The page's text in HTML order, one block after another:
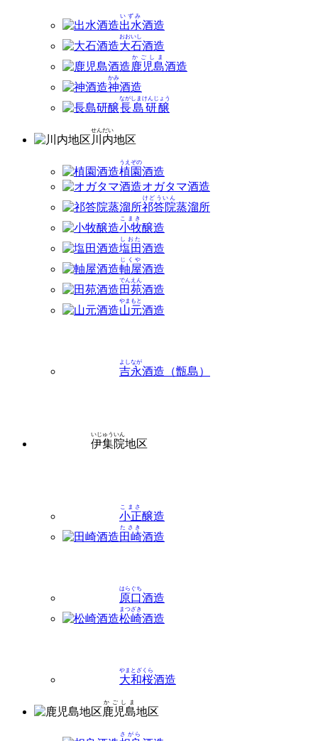
出水
いずみ
酒造
大石
おおいし
酒造
鹿児島
かごしま
酒造
神
かみ
酒造
長島研醸
ながしまけんじょう
川内
せんだい
地区
植園
うえぞの
酒造
オガタマ酒造
祁答院
けどういん
蒸溜所
小牧
こまき
醸造
塩田
しおた
酒造
軸屋
じくや
酒造
田苑
でんえん
酒造
山元
やまもと
酒造
吉永
よしなが
酒造（甑島）
伊集院
いじゅういん
地区
小正
こまさ
醸造
田崎
たさき
酒造
原口
はらぐち
酒造
松崎
まつざき
酒造
大和桜
やまとざくら
酒造
鹿児島
かごしま
地区
さがら